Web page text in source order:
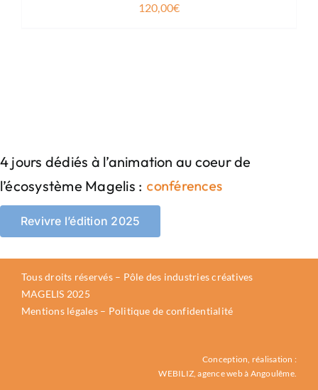
120,00€
4 jours dédiés à l’animation au coeur de
l’écosystème Magelis :
Revivre l’édition 2025
Tous droits réservés – Pôle des industries créatives
MAGELIS 2025
Mentions légales– Politique de confidentialité
Conception, réalisation :
WEBILIZ, agence web à Angoulême.